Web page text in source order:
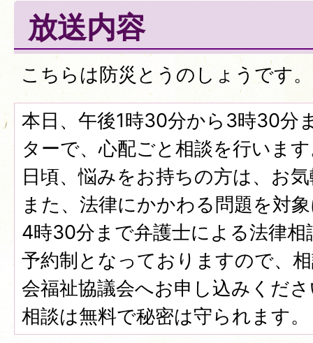
放送内容
こちらは防災とうのしょうです。
本日、午後1時30分から3時30分
ターで、心配ごと相談を行いま
日頃、悩みをお持ちの方は、お
また、法律にかかわる問題を対
4時30分まで弁護士による法律
予約制となっておりますので、
会福祉協議会へお申し込みくだ
相談は無料で秘密は守られます。